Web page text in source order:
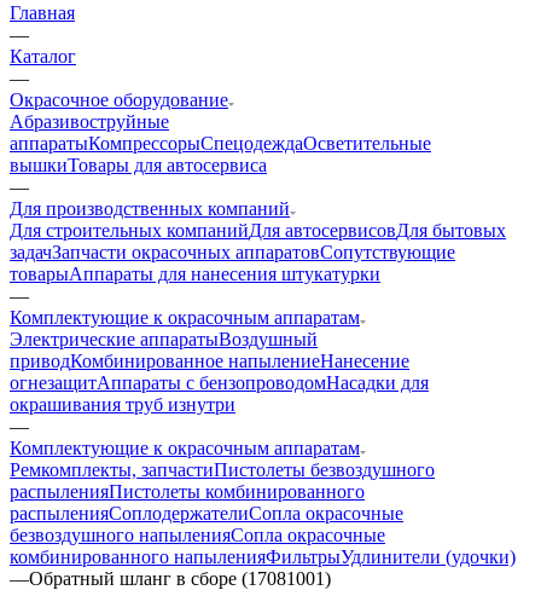
Главная
—
Каталог
—
Окрасочное оборудование
Aбразивоструйные
аппаратыКомпрессорыСпецодеждаОсветительные
вышкиТовары для автосервиса
—
Для производственных компаний
Для строительных компанийДля автосервисовДля бытовых
задачЗапчасти окрасочных аппаратовСопутствующие
товарыАппараты для нанесения штукатурки
—
Комплектующие к окрасочным аппаратам
Электрические аппаратыВоздушный
приводКомбинированное напылениеНанесение
огнезащитАппараты с бензопроводомНасадки для
окрашивания труб изнутри
—
Комплектующие к окрасочным аппаратам
Ремкомплекты, запчастиПистолеты безвоздушного
распыленияПистолеты комбинированного
распыленияСоплодержателиСопла окрасочные
безвоздушного напыленияСопла окрасочные
комбинированного напыленияФильтрыУдлинители (удочки)
—Обратный шланг в сборе (17081001)